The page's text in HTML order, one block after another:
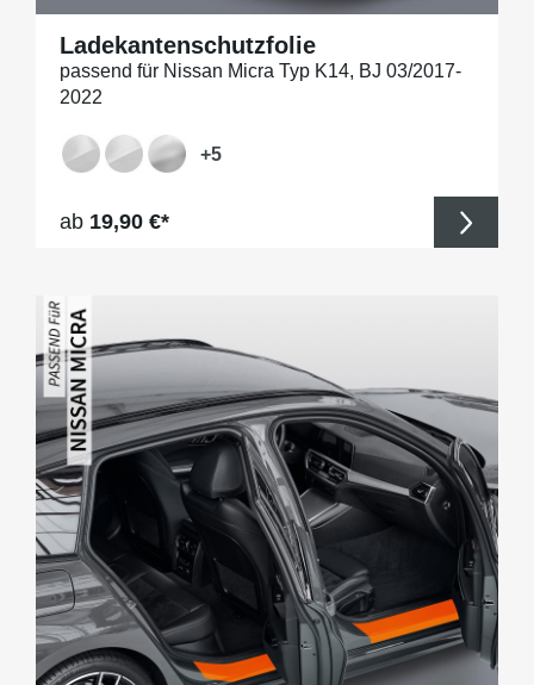
Ladekantenschutzfolie
passend für Nissan Micra Typ K14, BJ 03/2017-
2022
+5
Regulärer Preis:
ab 19,90 €*